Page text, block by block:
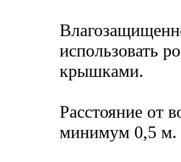
использовать
крышками.
Расстояние от
минимум 0,5 м.